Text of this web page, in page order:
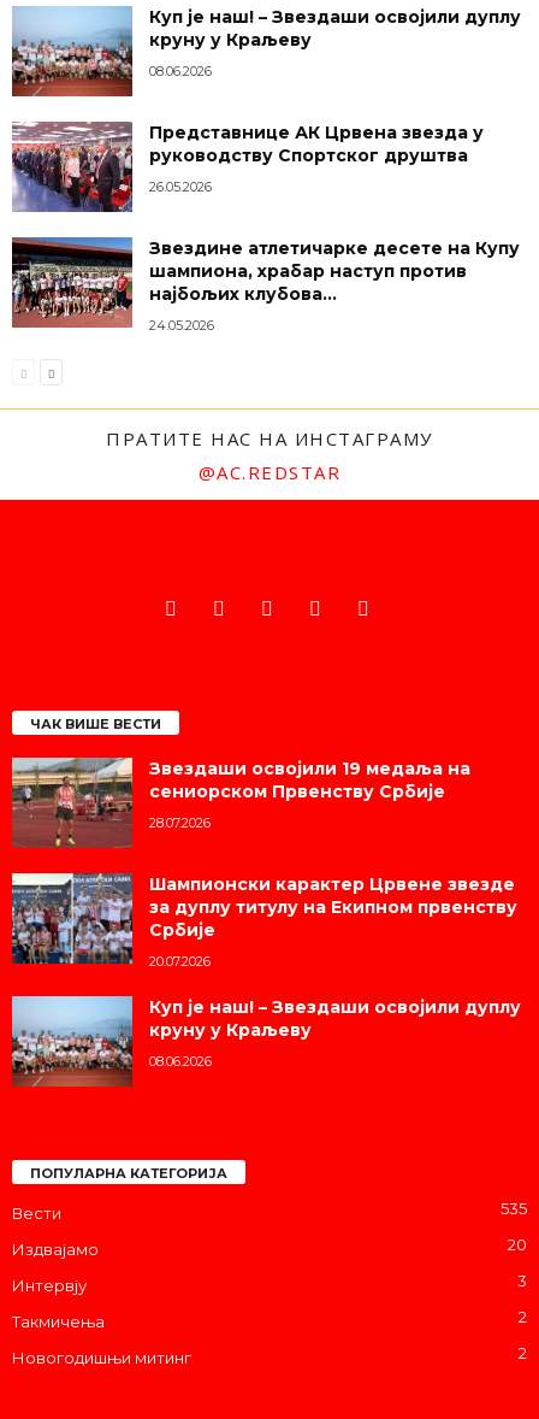
Куп је наш! – Звездаши освојили дуплу
круну у Краљеву
08.06.2026
Представнице АК Црвена звезда у
руководству Спортског друштва
26.05.2026
Звездине атлетичарке десете на Купу
шампиона, храбар наступ против
најбољих клубова...
24.05.2026
ПРАТИТЕ НАС НА ИНСТАГРАМУ
@AC.REDSTAR
ЧАК ВИШЕ ВЕСТИ
Звездаши освојили 19 медаља на
сениорском Првенству Србије
28.07.2026
Шампионски карактер Црвене звезде
за дуплу титулу на Екипном првенству
Србије
20.07.2026
Куп је наш! – Звездаши освојили дуплу
круну у Краљеву
08.06.2026
ПОПУЛАРНА КАТЕГОРИЈА
Вести 535
Издвајамо 20
Интервју 3
Такмичења 2
Новогодишњи митинг 2